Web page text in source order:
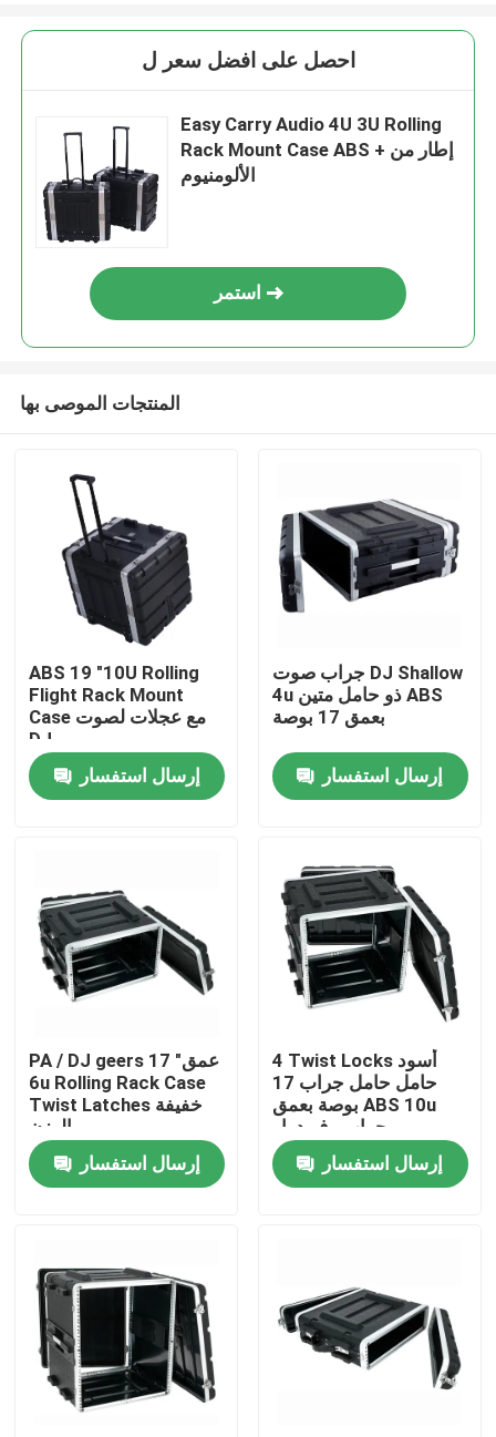
منزل
إتصال
المنتجات
أشرطة فيديو
حالة رف الغيتار
حالة رف الرحلة
حالة جبل الرف
احصل على افضل سعر ل
Easy Carry Audio 4U 3U Rolling
Rack Mount Case ABS + إطار من
الألومنيوم
استمر
المنتجات الموصى بها
ABS 19 "10U Rolling
Flight Rack Mount
Case مع عجلات لصوت
DJ
إرسال استفسار
جراب صوت DJ Shallow
4u ذو حامل متين ABS
بعمق 17 بوصة
إرسال استفسار
PA / DJ geers 17 "عمق
6u Rolling Rack Case
Twist Latches خفيفة
الوزن
إرسال استفسار
4 Twist Locks أسود
حامل حامل جراب 17
بوصة بعمق ABS 10u
جراب رف دوار
إرسال استفسار